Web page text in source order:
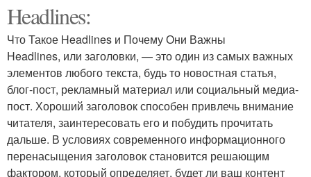
Headlines:
Что Такое Headlines и Почему Они Важны
Headlines, или заголовки, — это один из самых важных
элементов любого текста, будь то новостная статья,
блог-пост, рекламный материал или социальный медиа-
пост. Хороший заголовок способен привлечь внимание
читателя, заинтересовать его и побудить прочитать
дальше. В условиях современного информационного
перенасыщения заголовок становится решающим
фактором, который определяет, будет ли ваш контент